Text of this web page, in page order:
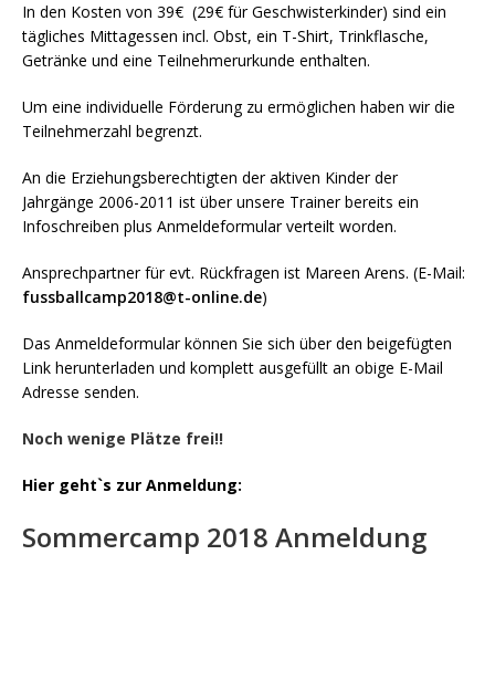
In den Kosten von 39€ (29€ für Geschwisterkinder) sind ein
tägliches Mittagessen incl. Obst, ein T-Shirt, Trinkflasche,
Getränke und eine Teilnehmerurkunde enthalten.
Um eine individuelle Förderung zu ermöglichen haben wir die
Teilnehmerzahl begrenzt.
An die Erziehungsberechtigten der aktiven Kinder der
Jahrgänge 2006-2011 ist über unsere Trainer bereits ein
Infoschreiben plus Anmeldeformular verteilt worden.
Ansprechpartner für evt. Rückfragen ist Mareen Arens. (E-Mail:
fussballcamp2018@t-online.de)
Das Anmeldeformular können Sie sich über den beigefügten
Link herunterladen und komplett ausgefüllt an obige E-Mail
Adresse senden.
Noch wenige Plätze frei!!
Hier geht`s zur Anmeldung:
Sommercamp 2018 Anmeldung